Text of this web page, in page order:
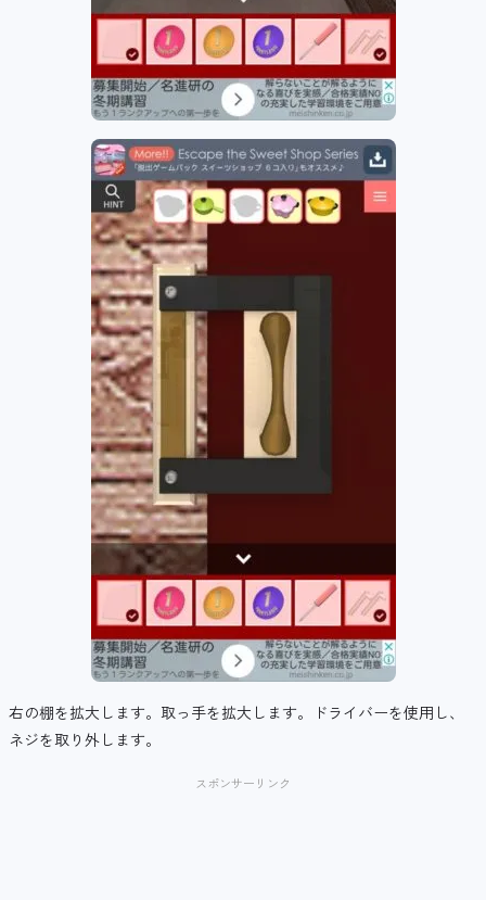
右の棚を拡大します。取っ手を拡大します。ドライバーを使用し、
ネジを取り外します。
スポンサーリンク